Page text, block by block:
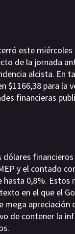
este miércoles
de la jornada
alcista. En
$1166,38 para la
financieras
dólares
y el contado
hasta 0,8%. Estos
en el que el
mega apreciación
de contener la